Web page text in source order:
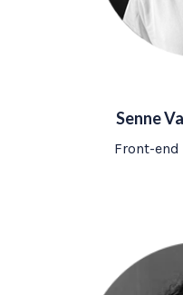
Senne
Front-end